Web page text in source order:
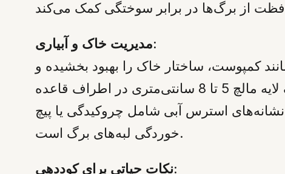
مدیریت خاک و آبیاری:
کمپوست، ساختار خاک را بهبود بخشیده و
به حفظ رطوبت کمک می‌کند. در سال اول رشد، رطوبت مداوم حیاتی است. استفاده از یک لایه مالچ 5 تا 8 سانتی‌متری در اطراف قاعده
استرس آبی شامل چروکیدگی یا پیچ
خوردگی لبه‌های برگ است.
نکات حیاتی برای کوددهی: